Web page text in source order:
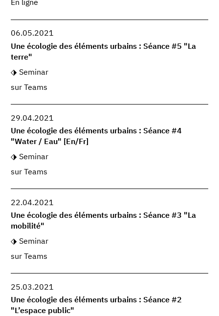
En ligne
06.05.2021
Une écologie des éléments urbains : Séance #5 "La
terre"
Seminar
sur Teams
29.04.2021
Une écologie des éléments urbains : Séance #4
"Water / Eau" [En/Fr]
Seminar
sur Teams
22.04.2021
Une écologie des éléments urbains : Séance #3 "La
mobilité"
Seminar
sur Teams
25.03.2021
Une écologie des éléments urbains : Séance #2
"L’espace public"